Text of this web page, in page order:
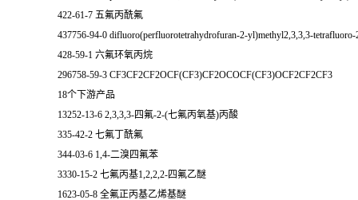
422-61-7 五氟丙酰氟
437756-94-0 difluoro(perfluorotetrahydrofuran-2-yl)methyl2,3,3,3-
428-59-1 六氟环氧丙烷
296758-59-3 CF3CF2CF2OCF(CF3)CF2OCOCF(CF3)OCF2CF2CF3
18个下游产品
13252-13-6 2,3,3,3-四氟-2-(七氟丙氧基)丙酸
335-42-2 七氟丁酰氟
344-03-6 1,4-二溴四氟苯
3330-15-2 七氟丙基1,2,2,2-四氟乙醚
1623-05-8 全氟正丙基乙烯基醚